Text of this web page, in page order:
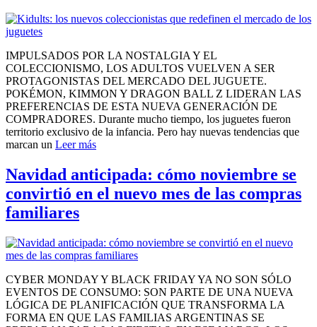
IMPULSADOS POR LA NOSTALGIA Y EL
COLECCIONISMO, LOS ADULTOS VUELVEN A SER
PROTAGONISTAS DEL MERCADO DEL JUGUETE.
POKÉMON, KIMMON Y DRAGON BALL Z LIDERAN LAS
PREFERENCIAS DE ESTA NUEVA GENERACIÓN DE
COMPRADORES. Durante mucho tiempo, los juguetes fueron
territorio exclusivo de la infancia. Pero hay nuevas tendencias que
marcan un Leer más
Navidad anticipada: cómo noviembre se
convirtió en el nuevo mes de las compras
familiares
CYBER MONDAY Y BLACK FRIDAY YA NO SON SÓLO
EVENTOS DE CONSUMO: SON PARTE DE UNA NUEVA
LÓGICA DE PLANIFICACIÓN QUE TRANSFORMA LA
FORMA EN QUE LAS FAMILIAS ARGENTINAS SE